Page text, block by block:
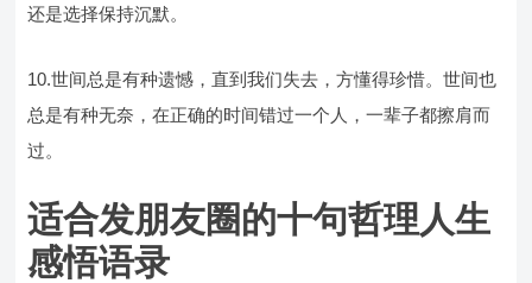
还是选择保持沉默。
10.世间总是有种遗憾，直到我们失去，方懂得珍惜。世间也
总是有种无奈，在正确的时间错过一个人，一辈子都擦肩而
过。
适合发朋友圈的十句哲理人生
感悟语录